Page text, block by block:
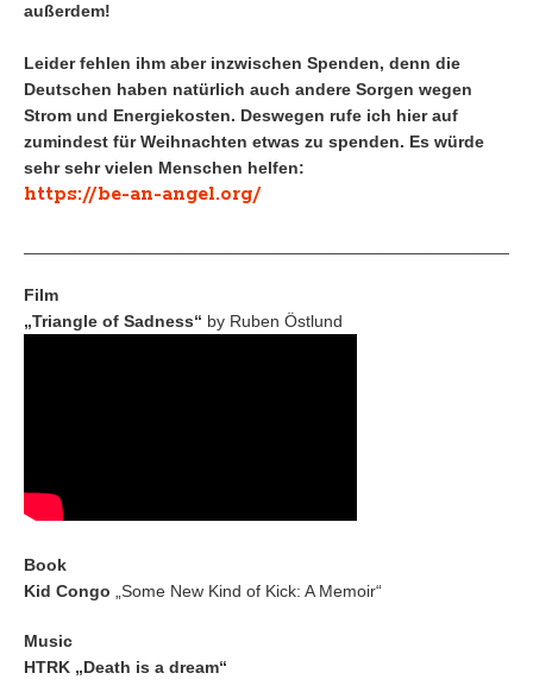
außerdem!
Leider fehlen ihm aber inzwischen Spenden, denn die
Deutschen haben natürlich auch andere Sorgen wegen
Strom und Energiekosten. Deswegen rufe ich hier auf
zumindest für Weihnachten etwas zu spenden. Es würde
sehr sehr vielen Menschen helfen:
https://be-an-angel.org/
Film
„Triangle of Sadness“ by Ruben Östlund
Book
Kid Congo „Some New Kind of Kick: A Memoir“
Music
HTRK „Death is a dream“